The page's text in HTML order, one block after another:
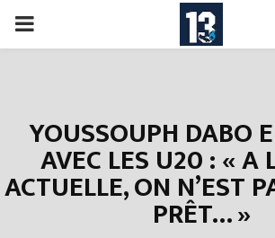
PRIMARY
YOUSSOUPH DABO
AVEC LES U20 : « A
ACTUELLE, ON N’EST
PRÊT… »